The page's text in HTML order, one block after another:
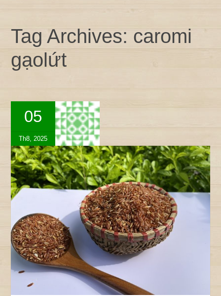
Tag Archives: caromi
gạolứt
05
Th8, 2025